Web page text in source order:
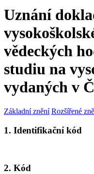
Uznání
vědeckých
studiu na
vydaných v
Základní znění Rozšířené
1. Identifikační kód
2. Kód